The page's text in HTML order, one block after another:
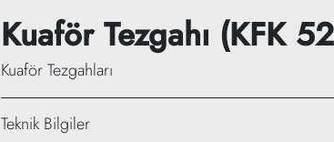
Kuaför Tezgahı (KFK
Kuaför Tezgahları
Teknik Bilgiler